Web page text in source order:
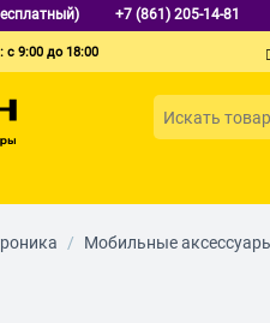
+7 (861) 205-14-81
с 9:00 до 18:00
/ Мобильные